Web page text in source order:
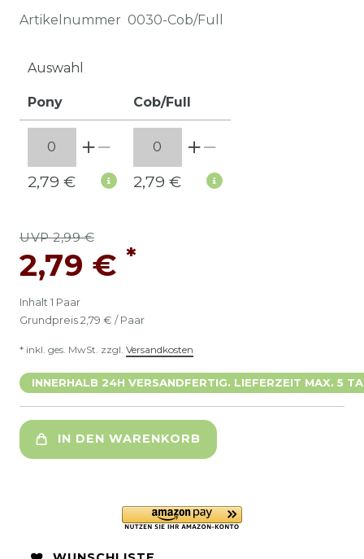
Artikelnummer 0030-Cob/Full
Auswahl
Pony Cob/Full
2,79 € 2,79 €
UVP 2,99 €
2,79 € *
Inhalt 1 Paar
Grundpreis 2,79 € / Paar
* inkl. ges. MwSt. zzgl. Versandkosten
INNERHALB 24H VERSANDFERTIG. LIEFERZEIT MAX. 5
IN DEN WARENKORB